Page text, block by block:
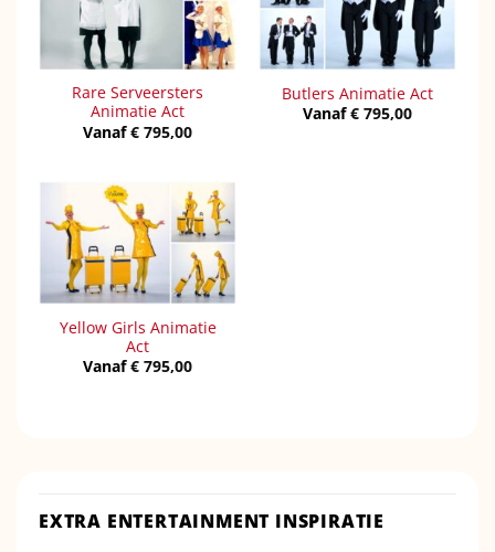
Rare Serveersters
Animatie Act
Vanaf€ 795,00
Butlers Animatie Act
Vanaf€ 795,00
Yellow Girls Animatie
Act
Vanaf€ 795,00
EXTRA ENTERTAINMENT INSPIRATIE